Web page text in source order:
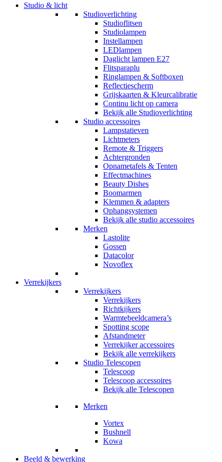
Studio & licht
Studioverlichting
Studioflitsen
Studiolampen
Instellampen
LEDlampen
Daglicht lampen E27
Flitsparaplu
Ringlampen & Softboxen
Reflectiescherm
Grijskaarten & Kleurcalibratie
Continu licht op camera
Bekijk alle Studioverlichting
Studio accessoires
Lampstatieven
Lichtmeters
Remote & Triggers
Achtergronden
Opnametafels & Tenten
Effectmachines
Beauty Dishes
Boomarmen
Klemmen & adapters
Ophangsystemen
Bekijk alle studio accessoires
Merken
Lastolite
Gossen
Datacolor
Novoflex
Verrekijkers
Verrekijkers
Verrekijkers
Richtkijkers
Warmtebeeldcamera’s
Spotting scope
Afstandmeter
Verrekijker accessoires
Bekijk alle verrekijkers
Studio Telescopen
Telescoop
Telescoop accessoires
Bekijk alle Telescopen
Merken
Vortex
Bushnell
Kowa
Beeld & bewerking